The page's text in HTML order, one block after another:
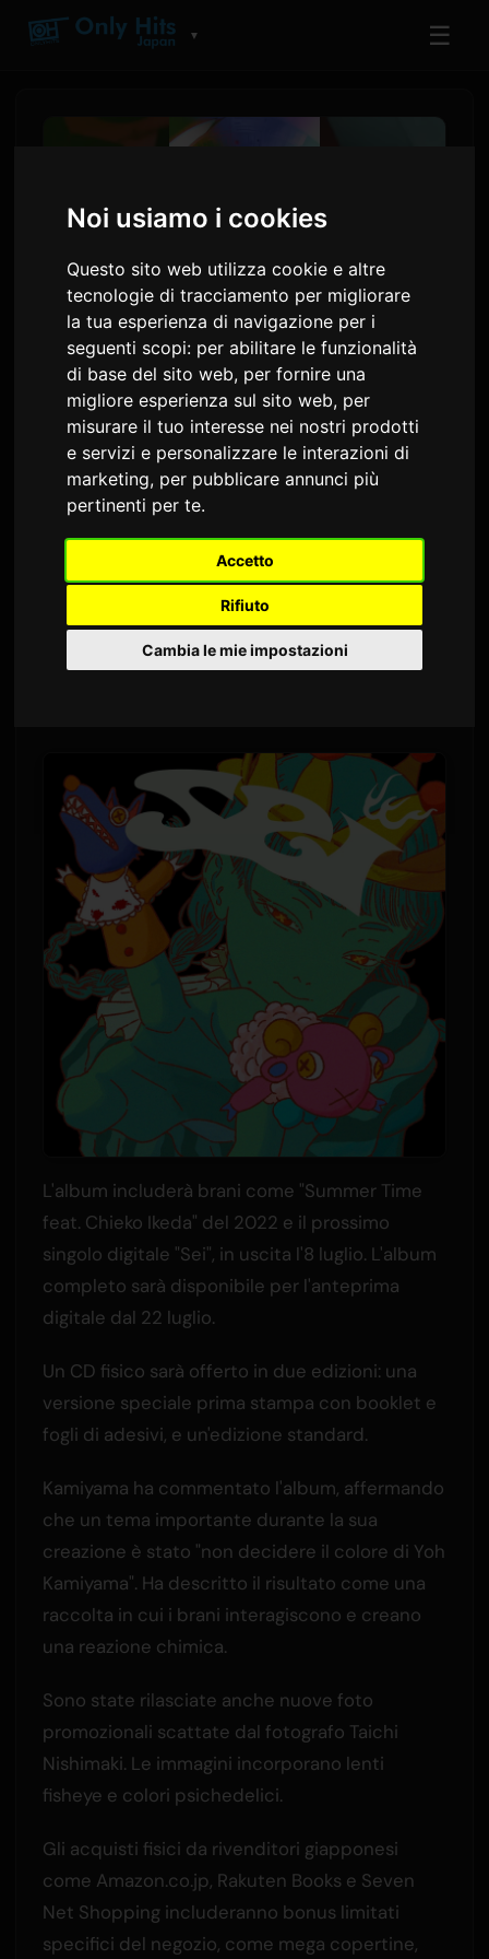
Noi usiamo i cookies
Questo sito web utilizza cookie e altre
tecnologie di tracciamento per migliorare
la tua esperienza di navigazione per i
seguenti scopi: per abilitare le funzionalità
di base del sito web, per fornire una
migliore esperienza sul sito web, per
misurare il tuo interesse nei nostri prodotti
e servizi e personalizzare le interazioni di
marketing, per pubblicare annunci più
pertinenti per te.
Accetto
Rifiuto
Cambia le mie impostazioni
▼ ☰
Yoh Kamiyama annuncia il
nuovo album 'Chemical X'
per agosto
DiSam 6 luglio 2026
Yoh Kamiyama pubblicherà il suo nuovo album,
"Chemical X", il 5 agosto. Si tratta del suo primo
L'album includerà brani come "Summer Time
feat. Chieko Ikeda" del 2022 e il prossimo
singolo digitale "Sei", in uscita l'8 luglio. L'album
completo sarà disponibile per l'anteprima
digitale dal 22 luglio.
Un CD fisico sarà offerto in due edizioni: una
versione speciale prima stampa con booklet e
fogli di adesivi, e un'edizione standard.
Kamiyama ha commentato l'album, affermando
che un tema importante durante la sua
creazione è stato "non decidere il colore di Yoh
Kamiyama". Ha descritto il risultato come una
raccolta in cui i brani interagiscono e creano
una reazione chimica.
Sono state rilasciate anche nuove foto
promozionali scattate dal fotografo Taichi
Nishimaki. Le immagini incorporano lenti
fisheye e colori psichedelici.
Gli acquisti fisici da rivenditori giapponesi
come Amazon.co.jp, Rakuten Books e Seven
Net Shopping includeranno bonus limitati
specifici del negozio, come mega copertine,